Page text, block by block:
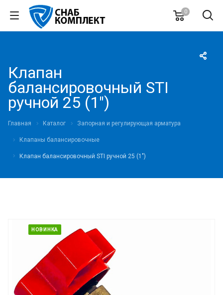
0
Клапан
балансировочный STI
ручной 25 (1")
Главная Каталог Запорная и регулирующая арматура
Клапаны балансировочные
Клапан балансировочный STI ручной 25 (1")
НОВИНКА